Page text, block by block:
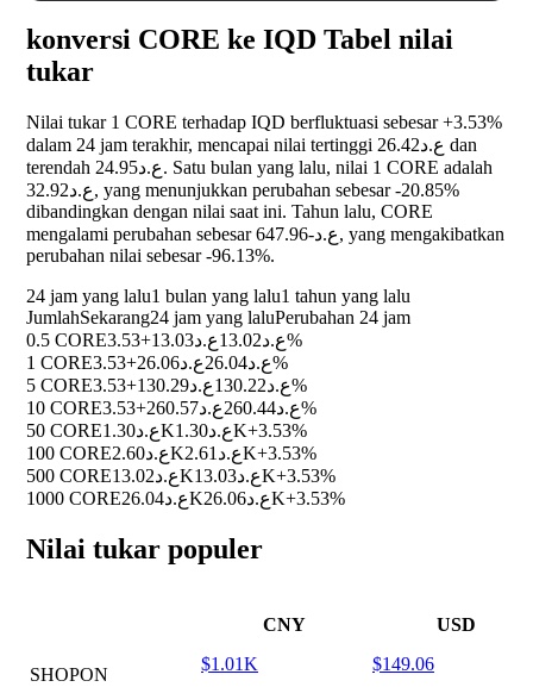
konversi CORE ke IQD Tabel nilai
tukar
Nilai tukar 1 CORE terhadap IQD berfluktuasi sebesar+3.53%
dalam 24 jam terakhir, mencapai nilai tertinggi ع.د26.42 dan
terendah ع.د24.95. Satu bulan yang lalu, nilai 1 CORE adalah
ع.د32.92, yang menunjukkan perubahan sebesar-20.85%
dibandingkan dengan nilai saat ini. Tahun lalu, CORE
mengalami perubahan sebesar ع.د-647.96, yang mengakibatkan
perubahan nilai sebesar-96.13%.
24 jam yang lalu1 bulan yang lalu1 tahun yang lalu
JumlahSekarang24 jam yang laluPerubahan 24 jam
0.5 CORE
ع.د13.02 ع.د13.03
+3.53%
1 CORE
ع.د26.04 ع.د26.06
+3.53%
5 CORE
ع.د130.22 ع.د130.29
+3.53%
10 CORE
ع.د260.44 ع.د260.57
+3.53%
50 CORE
ع.د1.30K ع.د1.30K+3.53%
100 CORE
ع.د2.60K ع.د2.61K+3.53%
500 CORE
ع.د13.02K ع.د13.03K+3.53%
1000 CORE
ع.د26.04K ع.د26.06K+3.53%
Nilai tukar populer
CNY USD
SHOPON
$1.01K $149.06